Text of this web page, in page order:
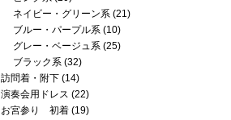
ネイビー・グリーン系(21)
ブルー・パープル系(10)
グレー・ベージュ系(25)
ブラック系(32)
訪問着・附下(14)
演奏会用ドレス (22)
お宮参り 初着(19)